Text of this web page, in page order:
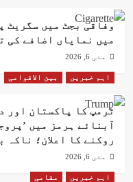
وفاقی بجٹ میں سگریٹ
میں نمایاں اضافے کی
مئی 6, 2026
اہم خبریں بین الاقوامی
ٹرمپ کا پاکستان اور
آبنائے ہرمز میں
روکنے کا اعلان؛ ناکہ
مئی 6, 2026
اہم خبریں مقامی